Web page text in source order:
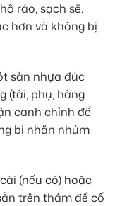
ráo, sạch sẽ.
hơn và không bị
sàn nhựa đúc
(tài, phụ, hàng
canh chỉnh để
bị nhăn nhúm
(nếu có) hoặc
trên thảm để cố